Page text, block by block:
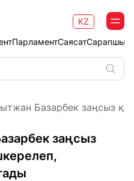
ПарламентСаясат
KZ
Базарбек заңсыз
заңсыз